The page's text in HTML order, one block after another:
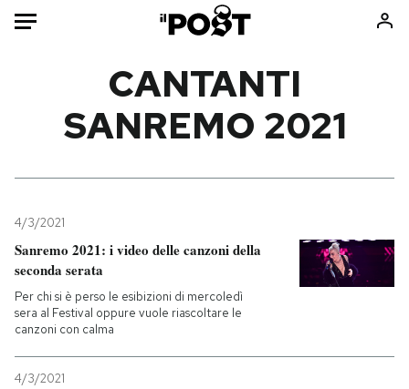
HOME
Mondo
Tecnologia
Internet
Cultura
Economia
Libri
Ok Boomer!
Europa
CANTANTI
SANREMO 2021
4/3/2021
Sanremo 2021: i video delle canzoni della
seconda serata
Per chi si è perso le esibizioni di mercoledì
sera al Festival oppure vuole riascoltare le
canzoni con calma
4/3/2021